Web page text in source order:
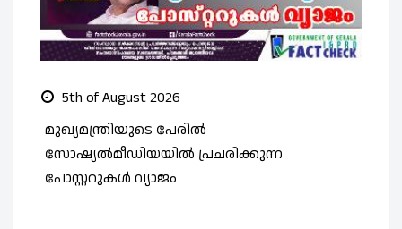
5th of August 2026
മുഖ്യമന്ത്രിയുടെ പേരിൽ
സോഷ്യൽമീഡിയയിൽ പ്രചരിക്കുന്ന
പോസ്റ്ററുകൾ വ്യാജം